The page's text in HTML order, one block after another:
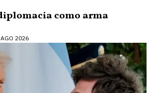
como arma
2026